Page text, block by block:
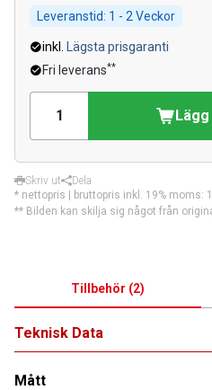
Leveranstid: 1 - 2 Veckor
inkl.
Lägsta prisgaranti
Fri leverans**
Skriv ut
Dela
* nettopris | bruttopris inkl. 19% moms:
** Bilden kan skilja sig något från
Tillbehör (2)
Teknisk Data
Mått